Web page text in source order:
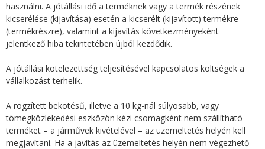
használni. A jótállási idő a terméknek vagy a termék részének
kicserélése (kijavítása) esetén a kicserélt (kijavított) termékre
(termékrészre), valamint a kijavítás következményeként
jelentkező hiba tekintetében újból kezdődik.
A jótállási kötelezettség teljesítésével kapcsolatos költségek a
vállalkozást terhelik.
A rögzített bekötésű, illetve a 10 kg-nál súlyosabb, vagy
tömegközlekedési eszközön kézi csomagként nem szállítható
terméket – a járművek kivételével – az üzemeltetés helyén kell
megjavítani. Ha a javítás az üzemeltetés helyén nem végezhető